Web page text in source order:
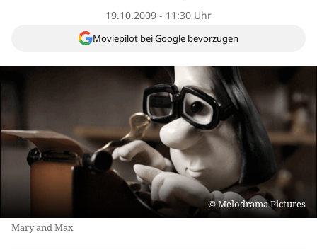
19.10.2009 - 11:30 Uhr
Moviepilot bei Google bevorzugen
Melodrama Pictures
Mary and Max